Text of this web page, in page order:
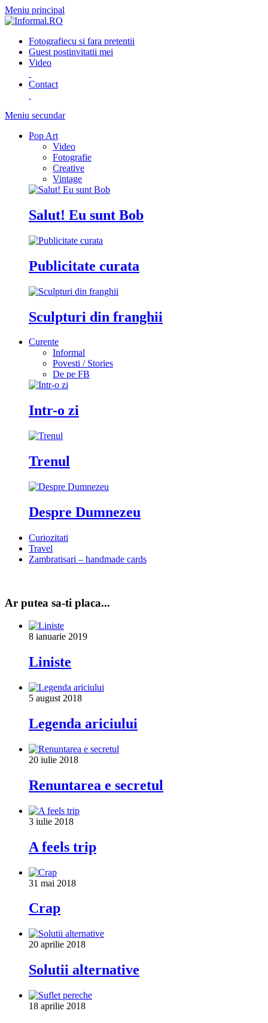
Meniu principal
Fotografiecu si fara pretentii
Guest postinvitatii mei
Video
Contact
Meniu secundar
Pop Art
Video
Fotografie
Creative
Vintage
Salut! Eu sunt Bob
Publicitate curata
Sculpturi din franghii
Curente
Informal
Povesti / Stories
De pe FB
Intr-o zi
Trenul
Despre Dumnezeu
Curiozitati
Travel
Zambratisari – handmade cards
Ar putea sa-ti placa...
8 ianuarie 2019
Liniste
5 august 2018
Legenda ariciului
20 iulie 2018
Renuntarea e secretul
3 iulie 2018
A feels trip
31 mai 2018
Crap
20 aprilie 2018
Solutii alternative
18 aprilie 2018